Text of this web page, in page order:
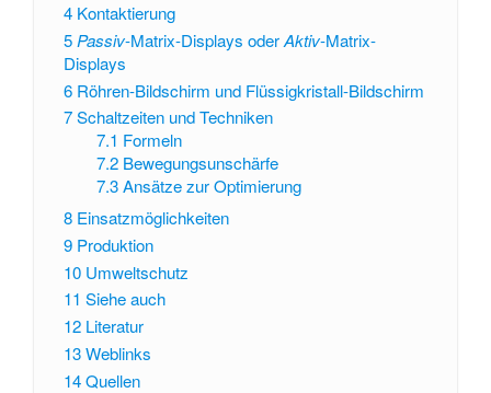
4 Kontaktierung
5 Passiv-Matrix-Displays oderAktiv-Matrix-
Displays
6 Röhren-Bildschirm und Flüssigkristall-Bildschirm
7Schaltzeiten und Techniken
7.1 Formeln
7.2 Bewegungsunschärfe
7.3 Ansätze zur Optimierung
8 Einsatzmöglichkeiten
9 Produktion
10 Umweltschutz
11 Siehe auch
12 Literatur
13Weblinks
14Quellen